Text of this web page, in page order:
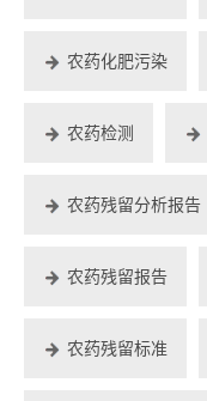
农药化肥污染
农药检测
农药残留分析报告
农药残留报告
农药残留标准